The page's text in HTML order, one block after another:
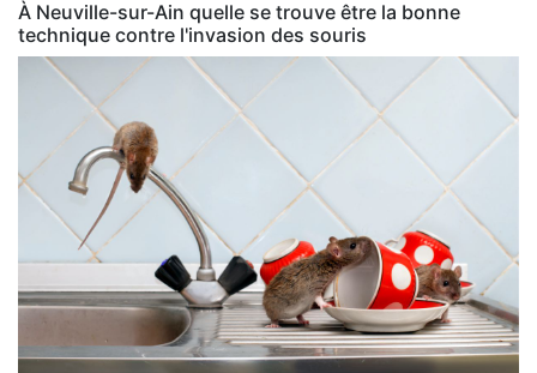
À Neuville-sur-Ain quelle se trouve être la bonne
technique contre l'invasion des souris